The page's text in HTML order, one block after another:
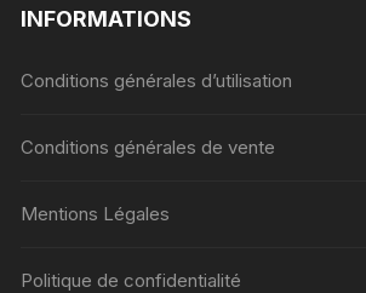
INFORMATIONS
Conditions générales d’utilisation
Conditions générales de vente
Mentions Légales
Politique de confidentialité